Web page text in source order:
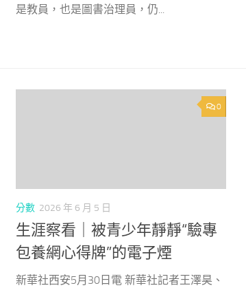
是教員，也是圖書治理員，仍...
0
分數 2026 年 6 月 5 日
生涯察看｜被青少年靜靜“驗專
包養網心得牌”的電子煙
新華社西安5月30日電 新華社記者王澤昊、